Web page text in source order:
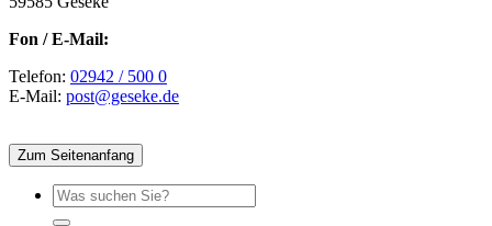
Fon / E-Mail:
Telefon: 02942 / 500 0
E-Mail: post@geseke.de
Zum Seitenanfang